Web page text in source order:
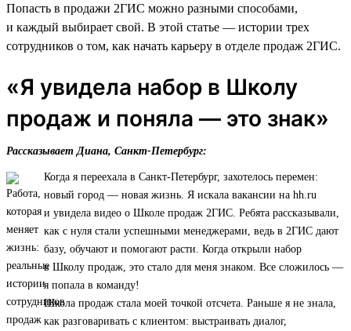
Попасть в продажи 2ГИС можно разными способами,
и каждый выбирает свой. В этой статье — истории трех
сотрудников о том, как начать карьеру в отделе продаж 2ГИС.
«Я увидела набор в Школу
продаж и поняла — это знак»
Рассказывает Диана, Санкт-Петербург:
Когда я переехала в Санкт-Петербург, захотелось перемен:
новый город — новая жизнь. Я искала вакансии на hh.ru
и увидела видео о Школе продаж 2ГИС. Ребята рассказывали,
как с нуля стали успешными менеджерами, ведь в 2ГИС дают
базу, обучают и помогают расти. Когда открыли набор
в Школу продаж, это стало для меня знаком. Все сложилось —
я попала в команду!
Школа продаж стала моей точкой отсчета. Раньше я не знала,
как разговаривать с клиентом: выстраивать диалог,